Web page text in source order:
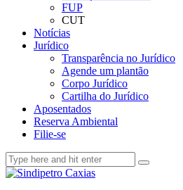
FUP
CUT
Notícias
Jurídico
Transparência no Jurídico
Agende um plantão
Corpo Jurídico
Cartilha do Jurídico
Aposentados
Reserva Ambiental
Filie-se